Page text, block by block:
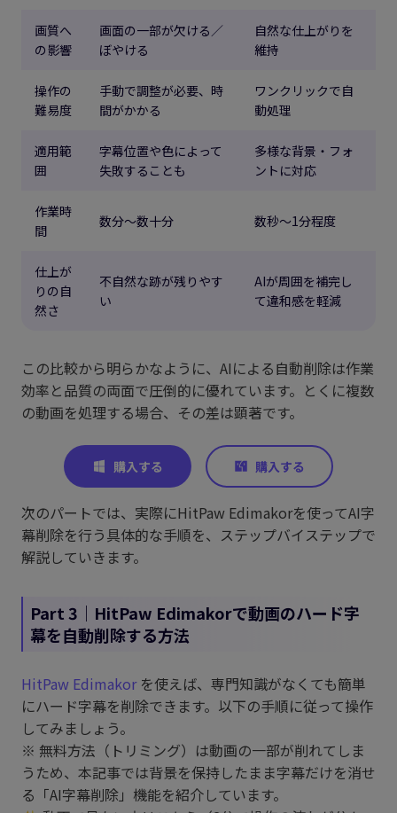
画質へ
の影響
画面の一部が欠ける／
ぼやける
自然な仕上がりを
維持
操作の
難易度
手動で調整が必要、時
間がかかる
ワンクリックで自
動処理
適用範
囲
字幕位置や色によって
失敗することも
多様な背景・フォ
ントに対応
作業時
間
数分〜数十分 数秒〜1分程度
仕上が
りの自
然さ
不自然な跡が残りやす
い
AIが周囲を補完し
て違和感を軽減
この比較から明らかなように、AIによる自動削除は作業
効率と品質の両面で圧倒的に優れています。とくに複数
の動画を処理する場合、その差は顕著です。
次のパートでは、実際にHitPaw Edimakorを使ってAI字
幕削除を行う具体的な手順を、ステップバイステップで
解説していきます。
Part 3｜HitPaw Edimakorで動画のハード字
幕を自動削除する方法
HitPaw Edimakor を使えば、専門知識がなくても簡単
にハード字幕を削除できます。以下の手順に従って操作
してみましょう。
※ 無料方法（トリミング）は動画の一部が削れてしま
うため、本記事では背景を保持したまま字幕だけを消せ
る「AI字幕削除」機能を紹介しています。